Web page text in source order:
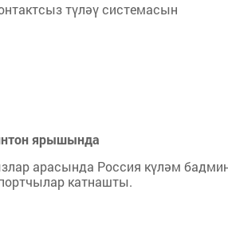
түләү системасын
ярышында
арасында Россия күләм
катнашты.